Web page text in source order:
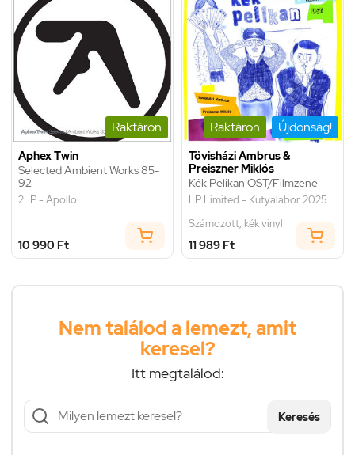
Raktáron
Aphex Twin
Selected Ambient Works 85-
92
2LP - Apollo
10 990 Ft
Raktáron Újdonság!
Tövisházi Ambrus &
Preiszner Miklós
Kék Pelikan OST/Filmzene
LP Limited - Kutyalabor 2025
Számozott, kék vinyl
11 989 Ft
Nem találod a lemezt, amit
keresel?
Itt megtalálod:
Keresés